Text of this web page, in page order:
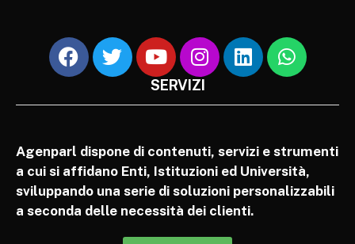
SERVIZI
Agenparl dispone di contenuti, servizi e strumenti
a cui si affidano Enti, Istituzioni ed Università,
sviluppando una serie di soluzioni personalizzabili
a seconda delle necessità dei clienti.